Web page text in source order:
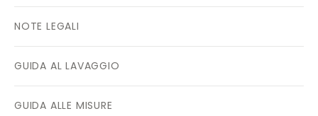
NOTE LEGALI
GUIDA AL LAVAGGIO
GUIDA ALLE MISURE